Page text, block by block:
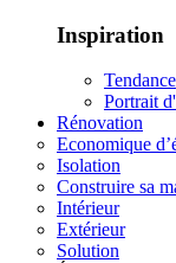
Inspiration
Tendance
Portrait
Rénovation
Economique
Isolation
Construire sa
Intérieur
Extérieur
Solution